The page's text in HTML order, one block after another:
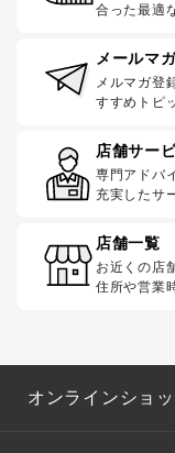
合った最適
メールマ
メルマガ登
すすめトピ
店舗サー
専門アドバ
充実したサ
店舗一覧
お近くの店
住所や営業
オンラインショ